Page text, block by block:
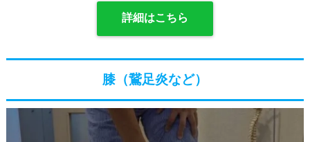
詳細はこちら
膝（鵞足炎など）